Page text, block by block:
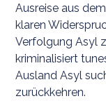
Ausreise aus
klaren
Verfolgung Asyl
kriminalisiert
Ausland Asyl
zurückkehren.